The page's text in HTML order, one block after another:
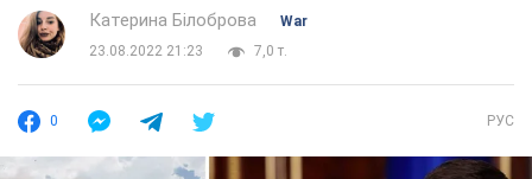
Катерина Білоброва
War
23.08.2022 21:23
7,0 т.
0 РУС